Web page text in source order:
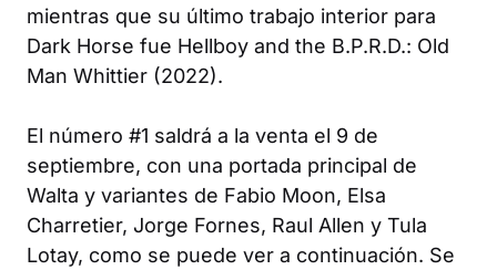
mientras que su último trabajo interior para
Dark Horse fue Hellboy and the B.P.R.D.: Old
Man Whittier (2022).
El número #1 saldrá a la venta el 9 de
septiembre, con una portada principal de
Walta y variantes de Fabio Moon, Elsa
Charretier, Jorge Fornes, Raul Allen y Tula
Lotay, como se puede ver a continuación. Se